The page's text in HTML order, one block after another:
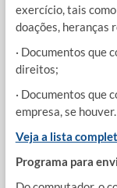
exercício, tais
doações, heranças
· Documentos que
direitos;
· Documentos que
empresa, se houver.
Veja a lista
Programa para